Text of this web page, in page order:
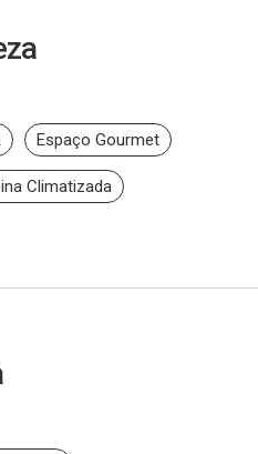
Espaço Gourmet
Climatizada